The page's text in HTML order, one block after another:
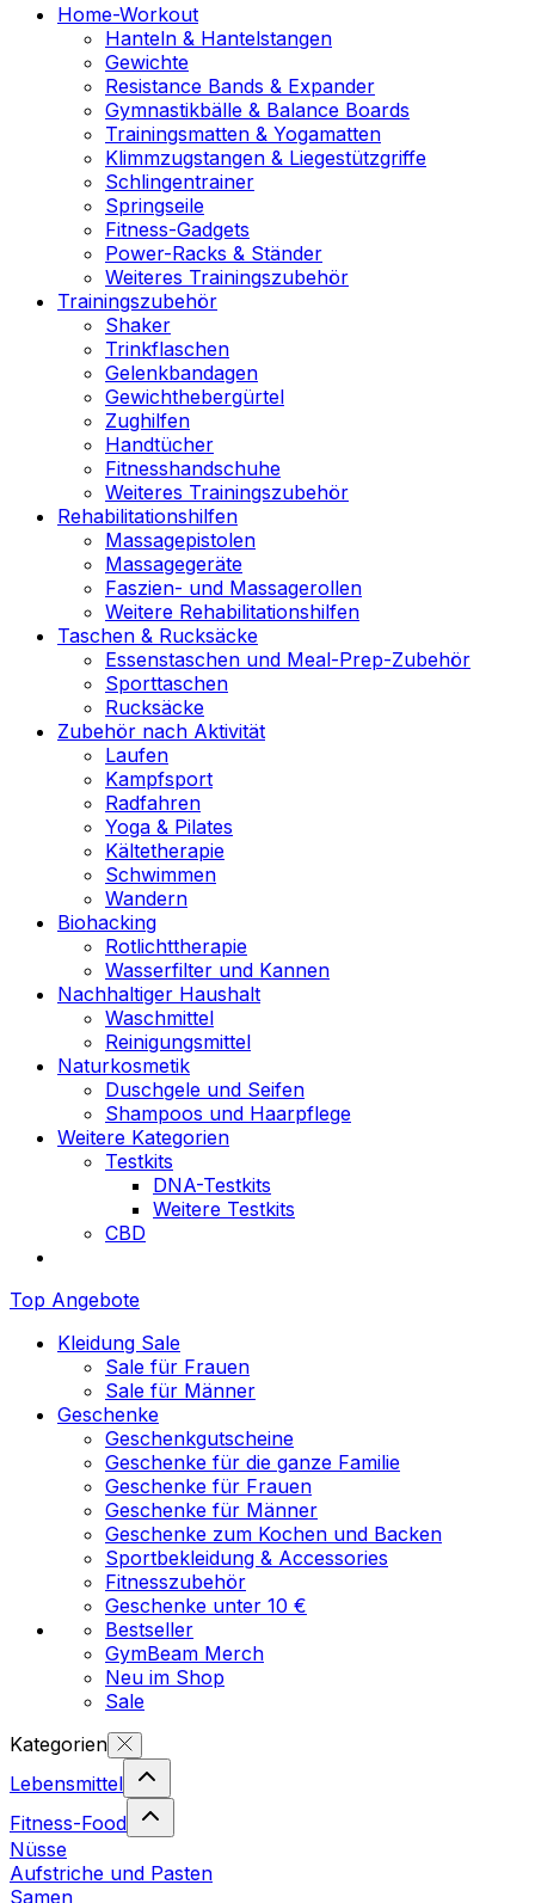
Home-Workout
Hanteln & Hantelstangen
Gewichte
Resistance Bands & Expander
Gymnastikbälle & Balance Boards
Trainingsmatten & Yogamatten
Klimmzugstangen & Liegestützgriffe
Schlingentrainer
Springseile
Fitness-Gadgets
Power-Racks & Ständer
Weiteres Trainingszubehör
Trainingszubehör
Shaker
Trinkflaschen
Gelenkbandagen
Gewichthebergürtel
Zughilfen
Handtücher
Fitnesshandschuhe
Weiteres Trainingszubehör
Rehabilitationshilfen
Massagepistolen
Massagegeräte
Faszien- und Massagerollen
Weitere Rehabilitationshilfen
Taschen & Rucksäcke
Essenstaschen und Meal-Prep-Zubehör
Sporttaschen
Rucksäcke
Zubehör nach Aktivität
Laufen
Kampfsport
Radfahren
Yoga & Pilates
Kältetherapie
Schwimmen
Wandern
Biohacking
Rotlichttherapie
Wasserfilter und Kannen
Nachhaltiger Haushalt
Waschmittel
Reinigungsmittel
Naturkosmetik
Duschgele und Seifen
Shampoos und Haarpflege
Weitere Kategorien
Testkits
DNA-Testkits
Weitere Testkits
CBD
Top Angebote
Kleidung Sale
Sale für Frauen
Sale für Männer
Geschenke
Geschenkgutscheine
Geschenke für die ganze Familie
Geschenke für Frauen
Geschenke für Männer
Geschenke zum Kochen und Backen
Sportbekleidung & Accessories
Fitnesszubehör
Geschenke unter 10 €
Bestseller
GymBeam Merch
Neu im Shop
Sale
Kategorien
Lebensmittel
Fitness-Food
Nüsse
Aufstriche und Pasten
Samen